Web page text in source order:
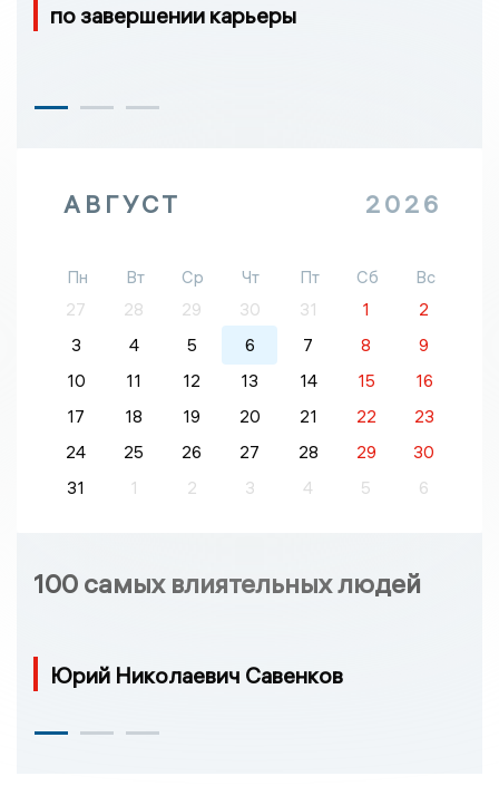
по завершении карьеры
АВГУСТ 2026
Пн Вт Ср Чт Пт Сб
Вс
27
28 29 30 31 1
2
3
4 5 6 7 8
9
10
11 12 13 14 15
16
17
18 19 20 21 22
23
24
25 26 27 28 29
30
31
1 2 3 4 5 6
100 самых влиятельных людей
Юрий Николаевич Савенков